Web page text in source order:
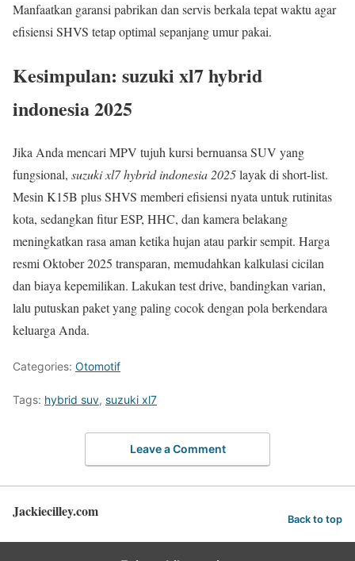
Manfaatkan garansi pabrikan dan servis berkala tepat waktu agar
efisiensi SHVS tetap optimal sepanjang umur pakai.
Kesimpulan: suzuki xl7 hybrid
indonesia 2025
Jika Anda mencari MPV tujuh kursi bernuansa SUV yang
fungsional, suzuki xl7 hybrid indonesia 2025layak di short-list.
Mesin K15B plus SHVS memberi efisiensi nyata untuk rutinitas
kota, sedangkan fitur ESP, HHC, dan kamera belakang
meningkatkan rasa aman ketika hujan atau parkir sempit. Harga
resmi Oktober 2025 transparan, memudahkan kalkulasi cicilan
dan biaya kepemilikan. Lakukan test drive, bandingkan varian,
lalu putuskan paket yang paling cocok dengan pola berkendara
keluarga Anda.
Categories: Otomotif
Tags: hybrid suv, suzuki xl7
Leave a Comment
Jackiecilley.com Back to top